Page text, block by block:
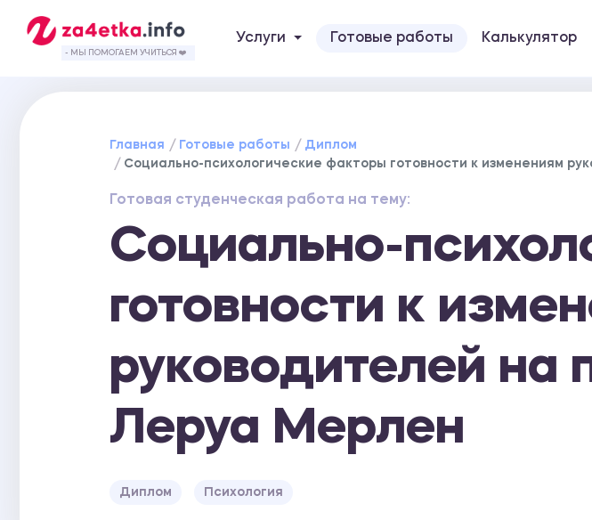
- МЫ ПОМОГАЕМ УЧИТЬСЯ ❤️
Услуги Готовые работы Калькулятор
Главная Готовые работы
Диплом
Социально-психологические факторы готовности к изменениям
Готовая студенческая работа на тему:
Социально-
готовности к
руководителей на
Леруа Мерлен
Диплом Психология